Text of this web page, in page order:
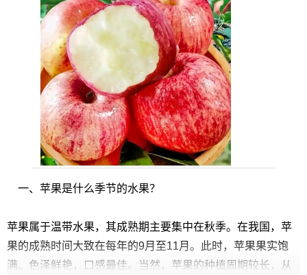
一、苹果是什么季节的水果？
苹果属于温带水果，其成熟期主要集中在秋季。在我国，苹
果的成熟时间大致在每年的9月至11月。此时，苹果果实饱
满、色泽鲜艳，口感最佳。当然，苹果的种植周期较长，从